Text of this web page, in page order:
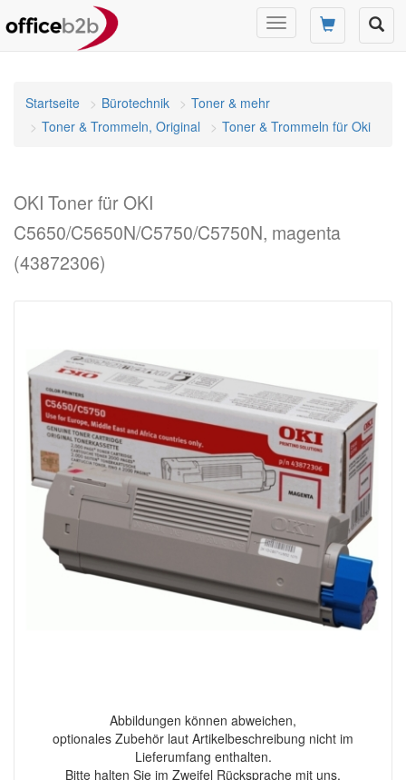
Navigation
umschalten
Startseite Bürotechnik
Toner & mehr
Toner & Trommeln, Original
Toner & Trommeln für Oki
OKI Toner für OKI
C5650/C5650N/C5750/C5750N, magenta
(43872306)
Abbildungen können abweichen,
optionales Zubehör laut Artikelbeschreibung nicht im
Lieferumfang enthalten.
Bitte halten Sie im Zweifel Rücksprache mit uns.